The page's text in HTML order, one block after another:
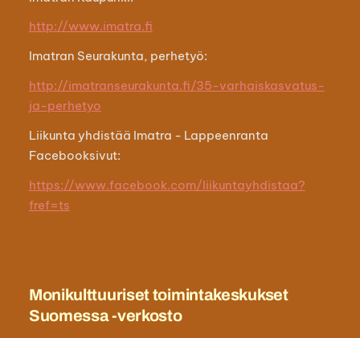
http://www.imatra.fi
Imatran Seurakunta, perhetyö:
http://imatranseurakunta.fi/35-varhaiskasvatus-
ja-perhetyo
Liikunta yhdistää Imatra - Lappeenranta
Facebooksivut:
https://www.facebook.com/liikuntayhdistaa?
fref=ts
Monikulttuuriset toimintakeskukset
Suomessa -verkosto